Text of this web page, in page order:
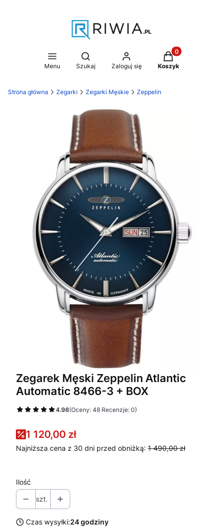
Menu
Otwórz wyszukiwarkę
Szukaj Zaloguj się
Produkty w
Koszyk
Strona główna Zegarki Zegarki Męskie Zeppelin
Zegarek Męski Zeppelin Atlantic
Automatic 8466-3 + BOX
4.98(Oceny: 48 Recenzje: 0)
1 120,00 zł
Najniższa cena z 30 dni przed obniżką: 1 490,00 zł
Ilość
szt.
Czas wysyłki:24 godziny